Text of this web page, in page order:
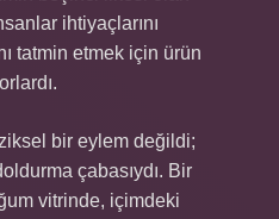
ihtiyaçlarını
tatmin etmek için ürün
bir eylem değildi;
çabasıydı. Bir
vitrinde, içimdeki